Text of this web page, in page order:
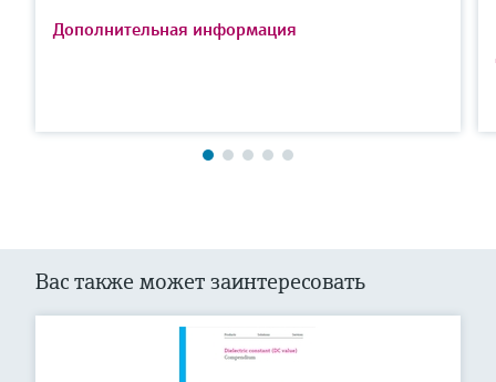
Дополнительная информация
Вас также может заинтересовать